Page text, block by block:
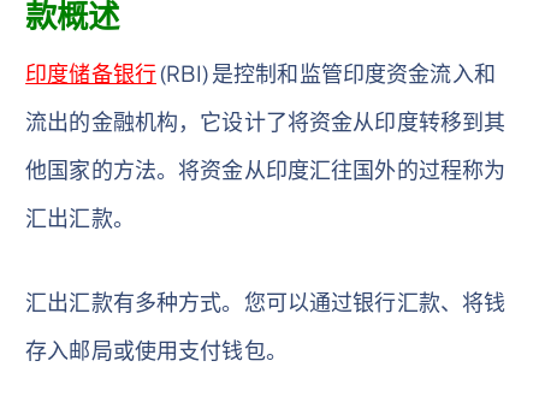
款概述
印度储备银行(RBI) 是控制和监管印度资金流入和
流出的金融机构，它设计了将资金从印度转移到其
他国家的方法。将资金从印度汇往国外的过程称为
汇出汇款。
汇出汇款有多种方式。您可以通过银行汇款、将钱
存入邮局或使用支付钱包。